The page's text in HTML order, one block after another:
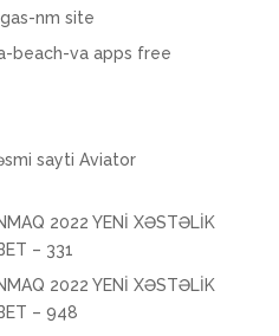
nm site
beach-va apps free
sayti Aviator
2022 YENİ XƏSTƏLİK
– 331
2022 YENİ XƏSTƏLİK
– 948